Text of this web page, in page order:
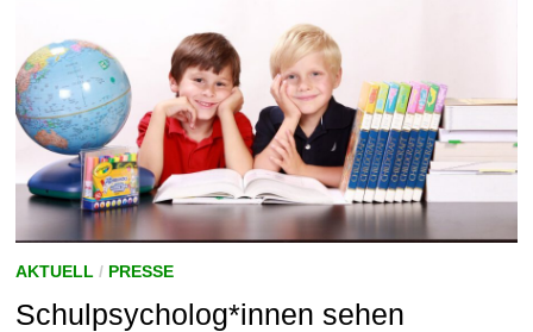
AKTUELL / PRESSE
Schulpsycholog*innen sehen